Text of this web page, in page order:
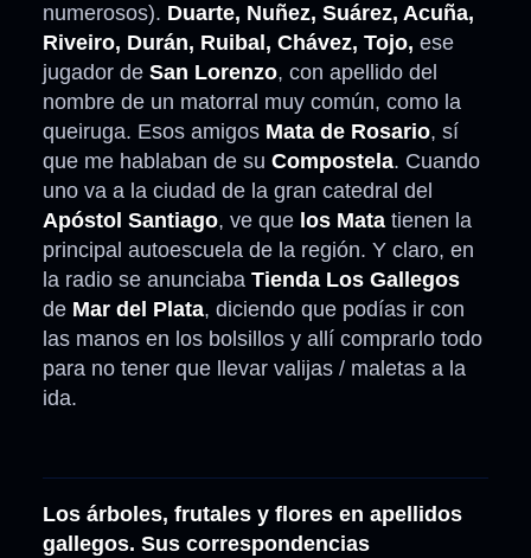
numerosos). Duarte, Nuñez, Suárez, Acuña,
Riveiro, Durán, Ruibal, Chávez, Tojo, ese
jugador de San Lorenzo, con apellido del
nombre de un matorral muy común, como la
queiruga. Esos amigos Mata de Rosario, sí
que me hablaban de su Compostela. Cuando
uno va a la ciudad de la gran catedral del
Apóstol Santiago, ve que los Mata tienen la
principal autoescuela de la región. Y claro, en
la radio se anunciaba Tienda Los Gallegos
de Mar del Plata, diciendo que podías ir con
las manos en los bolsillos y allí comprarlo todo
para no tener que llevar valijas / maletas a la
ida.
Los árboles, frutales y flores en apellidos
gallegos. Sus correspondencias